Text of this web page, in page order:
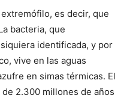
es decir, que
bacteria, que
identificada, y por
vive en las aguas
en simas térmicas. El
2.300 millones de años